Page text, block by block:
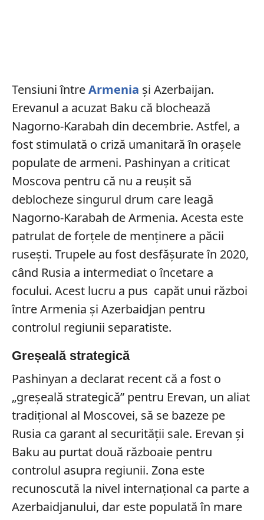
Tensiuni întreArmenia și Azerbaijan.
Erevanul a acuzat Baku că blochează
Nagorno-Karabah din decembrie. Astfel, a
fost stimulată o criză umanitară în orașele
populate de armeni. Pashinyan a criticat
Moscova pentru că nu a reușit să
deblocheze singurul drum care leagă
Nagorno-Karabah de Armenia. Acesta este
patrulat de forțele de menținere a păcii
rusești. Trupele au fost desfășurate în 2020,
când Rusia a intermediat o încetare a
focului. Acest lucru a pus capăt unui război
între Armenia și Azerbaidjan pentru
controlul regiunii separatiste.
Greșeală strategică
Pashinyan a declarat recent că a fost o
„greșeală strategică” pentru Erevan, un aliat
tradițional al Moscovei, să se bazeze pe
Rusia ca garant al securității sale. Erevan și
Baku au purtat două războaie pentru
controlul asupra regiunii. Zona este
recunoscută la nivel internațional ca parte a
Azerbaidjanului, dar este populată în mare